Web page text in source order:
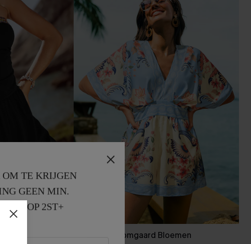
Gouden Boomgaard Bloemen
OM TE KRIJGEN
GEEN MIN.
OP 2ST+